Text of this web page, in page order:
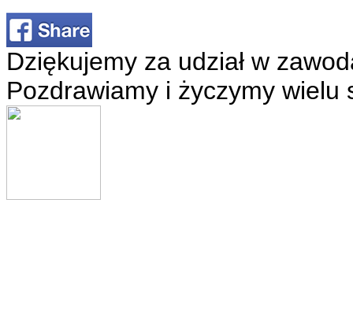
Dziękujemy za udział w
Pozdrawiamy i życzymy wielu